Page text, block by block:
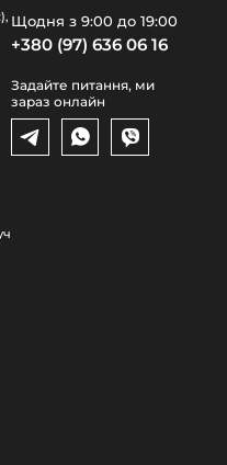
Щодня з 9:00 до 19:00
+380 (97) 636 06 16
Задайте питання, ми
зараз онлайн